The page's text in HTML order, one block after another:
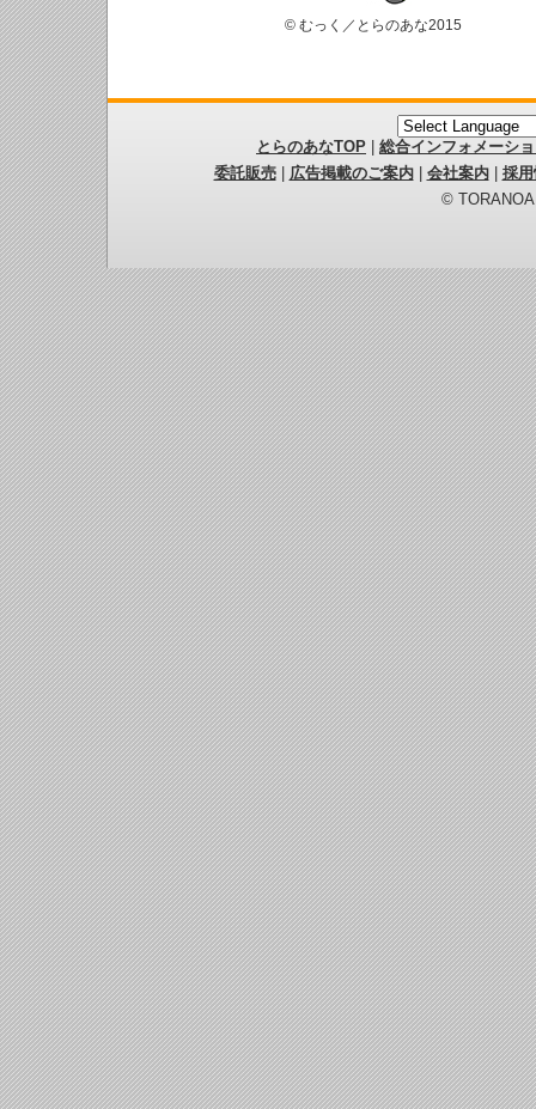
© むっく／とらのあな2015
とらのあなTOP
総合インフォメーシ
委託販売| 広告掲載のご案内| 会社案内| 採
©